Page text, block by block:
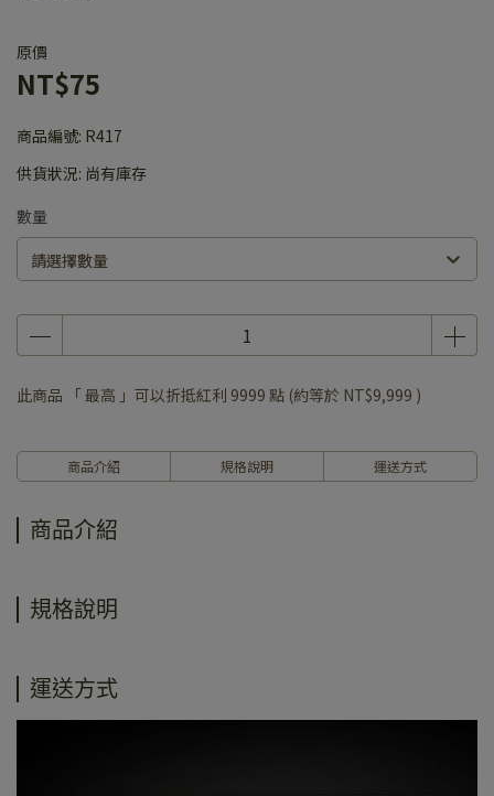
原價
NT$75
商品編號: R417
供貨狀況: 尚有庫存
數量
請選擇數量
此商品 「 最高 」可以折抵紅利 9999 點 (約等於 NT$9,999 )
商品介紹 規格說明 運送方式
商品介紹
規格說明
運送方式